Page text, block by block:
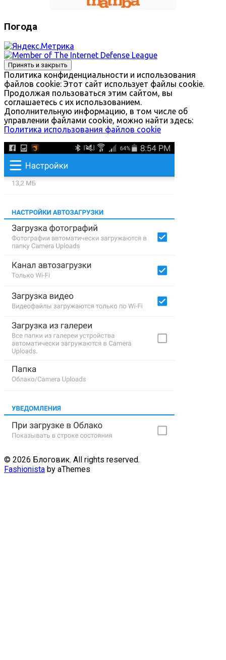
Погода
Политика конфиденциальности и использования
файлов сookie: Этот сайт использует файлы cookie.
Продолжая пользоваться этим сайтом, вы
соглашаетесь с их использованием.
Дополнительную информацию, в том числе об
управлении файлами cookie, можно найти здесь:
Политика использования файлов cookie
© 2026 Блоговик. All rights reserved.
Fashionista by aThemes